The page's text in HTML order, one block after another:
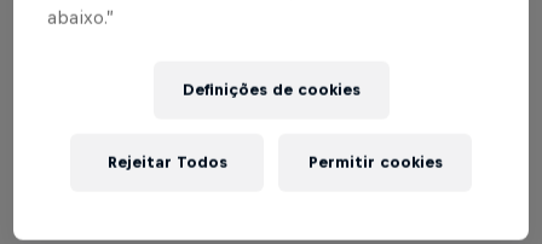
abaixo.”
Definições de cookies
Rejeitar Todos Permitir cookies